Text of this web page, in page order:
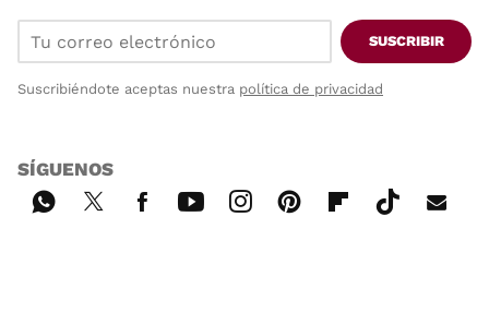
SUSCRIBIR
Suscribiéndote aceptas nuestra política de privacidad
SÍGUENOS